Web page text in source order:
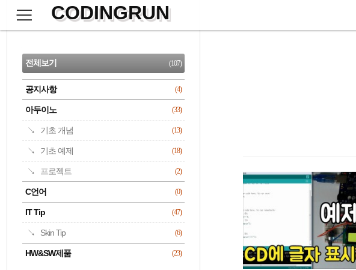
으
CODINGRUN
CATEGORY
전체보기 (107)
공지사항 (4)
아두이노 (33)
기초 개념 (13)
기초 예제 (18)
프로젝트 (2)
C언어 (0)
IT Tip (47)
Skin Tip (6)
HW&SW제품 (23)
검